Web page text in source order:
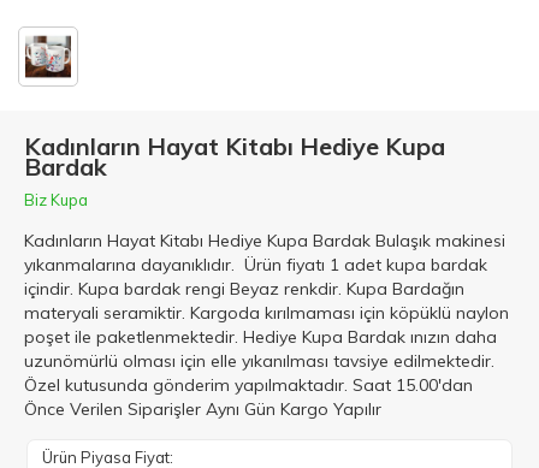
Kadınların Hayat Kitabı Hediye Kupa
Bardak
Biz Kupa
Kadınların Hayat Kitabı Hediye Kupa Bardak Bulaşık makinesi
yıkanmalarına dayanıklıdır. Ürün fiyatı 1 adet kupa bardak
içindir. Kupa bardak rengi Beyaz renkdir. Kupa Bardağın
materyali seramiktir. Kargoda kırılmaması için köpüklü naylon
poşet ile paketlenmektedir. Hediye Kupa Bardak ınızın daha
uzunömürlü olması için elle yıkanılması tavsiye edilmektedir.
Özel kutusunda gönderim yapılmaktadır. Saat 15.00'dan
Önce Verilen Siparişler Aynı Gün Kargo Yapılır
Ürün Piyasa Fiyat: